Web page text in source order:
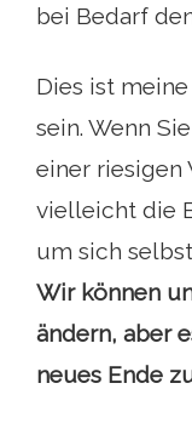
bei Bedarf
Dies ist
sein. Wenn
einer riesigen
vielleicht die
um sich
Wir können
ändern, aber
neues Ende